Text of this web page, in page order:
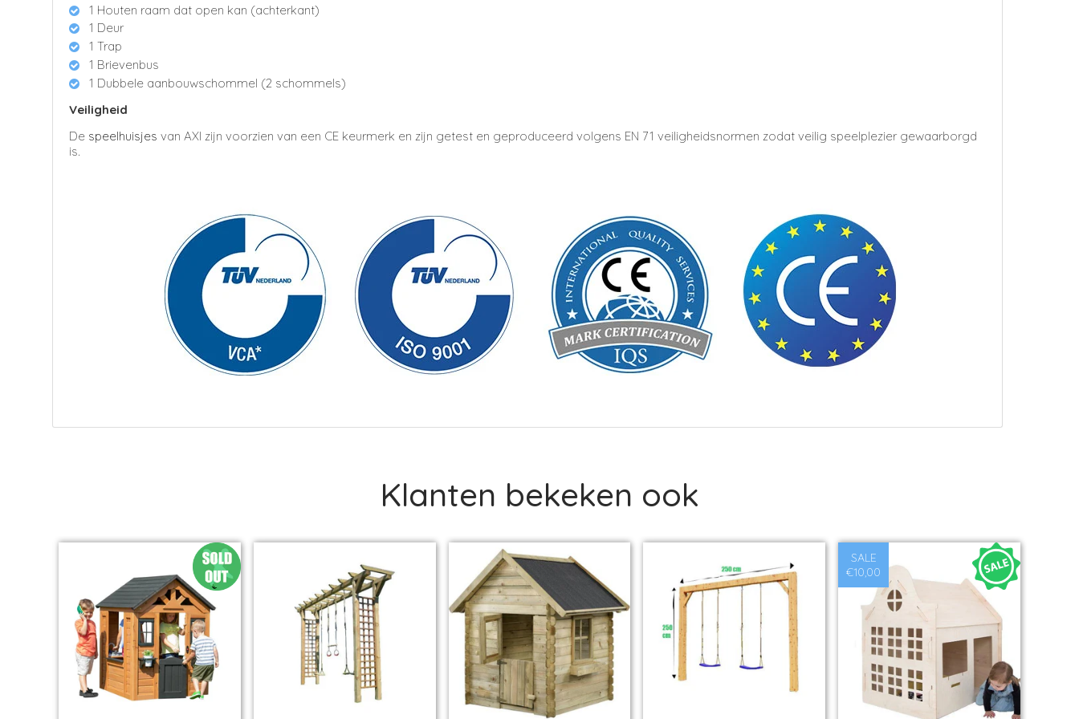
1 Houten raam dat open kan (achterkant)
1 Deur
1 Trap
1 Brievenbus
1 Dubbele aanbouwschommel (2 schommels)
Veiligheid
De speelhuisjes van AXI zijn voorzien van een CE keurmerk en zijn getest en geproduceerd volgens EN 71 veiligheidsnormen zodat veilig speelplezier gewaarborgd
is.
Klanten bekeken ook
SALE
€10,00